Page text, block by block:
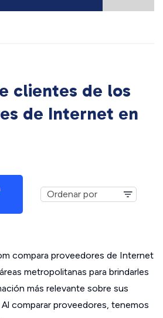
clientes de los
de Internet en
compara proveedores de Internet
metropolitanas para brindarles
más relevante sobre sus
comparar proveedores, tenemos